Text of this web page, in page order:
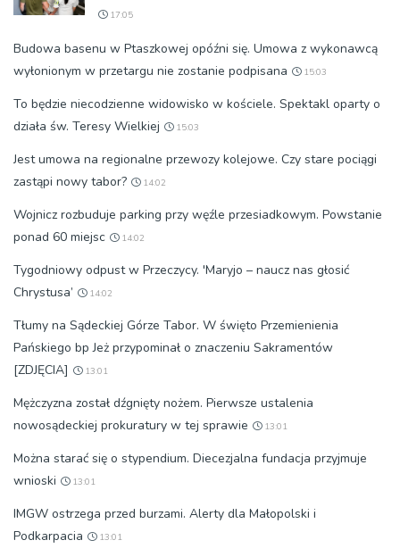
17:05
Budowa basenu w Ptaszkowej opóźni się. Umowa z wykonawcą
wyłonionym w przetargu nie zostanie podpisana
15:03
To będzie niecodzienne widowisko w kościele. Spektakl oparty o
działa św. Teresy Wielkiej
15:03
Jest umowa na regionalne przewozy kolejowe. Czy stare pociągi
zastąpi nowy tabor?
14:02
Wojnicz rozbuduje parking przy węźle przesiadkowym. Powstanie
ponad 60 miejsc
14:02
Tygodniowy odpust w Przeczycy. 'Maryjo – naucz nas głosić
Chrystusa’
14:02
Tłumy na Sądeckiej Górze Tabor. W święto Przemienienia
Pańskiego bp Jeż przypominał o znaczeniu Sakramentów
[ZDJĘCIA]
13:01
Mężczyzna został dźgnięty nożem. Pierwsze ustalenia
nowosądeckiej prokuratury w tej sprawie
13:01
Można starać się o stypendium. Diecezjalna fundacja przyjmuje
wnioski
13:01
IMGW ostrzega przed burzami. Alerty dla Małopolski i
Podkarpacia
13:01